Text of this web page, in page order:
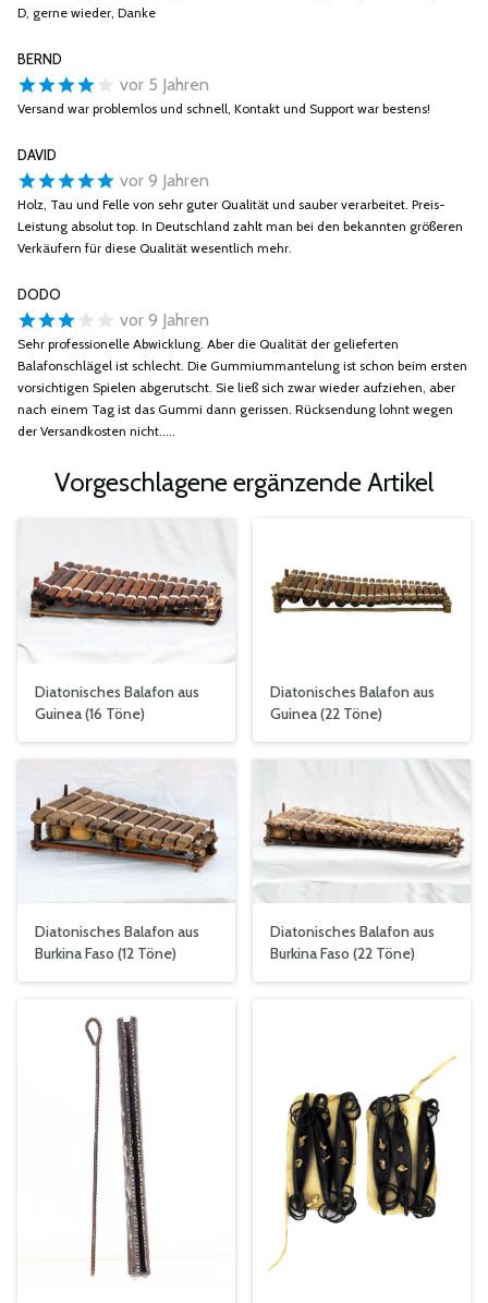
D, gerne wieder, Danke
BERND
vor 5 Jahren
Versand war problemlos und schnell, Kontakt und Support war bestens!
DAVID
vor 9 Jahren
Holz, Tau und Felle von sehr guter Qualität und sauber verarbeitet. Preis-
Leistung absolut top. In Deutschland zahlt man bei den bekannten größeren
Verkäufern für diese Qualität wesentlich mehr.
DODO
vor 9 Jahren
Sehr professionelle Abwicklung. Aber die Qualität der gelieferten
Balafonschlägel ist schlecht. Die Gummiummantelung ist schon beim ersten
vorsichtigen Spielen abgerutscht. Sie ließ sich zwar wieder aufziehen, aber
nach einem Tag ist das Gummi dann gerissen. Rücksendung lohnt wegen
der Versandkosten nicht.....
Vorgeschlagene ergänzende Artikel
Diatonisches Balafon aus
Guinea (16 Töne)
Diatonisches Balafon aus
Guinea (22 Töne)
Diatonisches Balafon aus
Burkina Faso (12 Töne)
Diatonisches Balafon aus
Burkina Faso (22 Töne)